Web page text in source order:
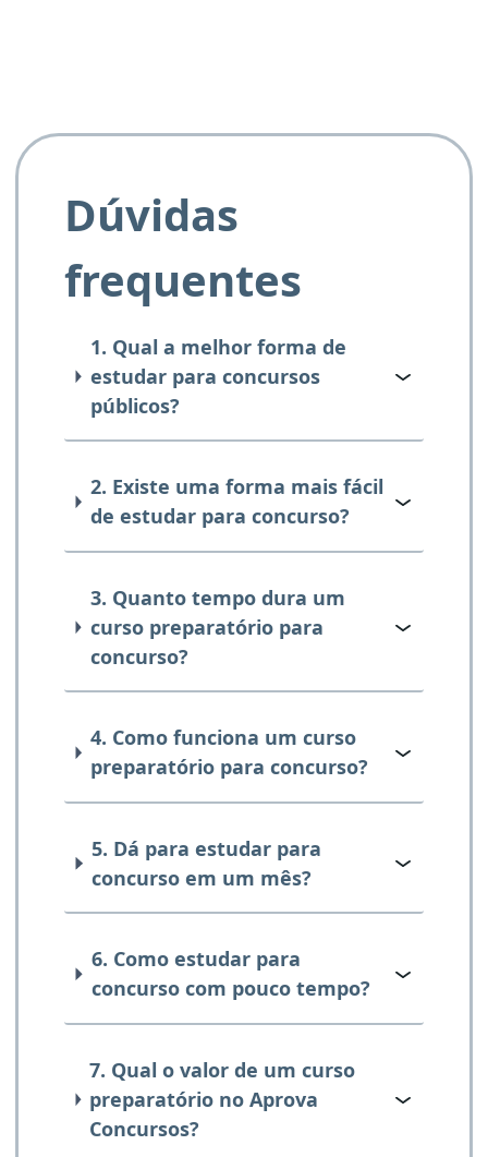
Dúvidas
frequentes
1. Qual a melhor forma de
estudar para concursos
públicos?
2. Existe uma forma mais fácil
de estudar para concurso?
3. Quanto tempo dura um
curso preparatório para
concurso?
4. Como funciona um curso
preparatório para concurso?
5. Dá para estudar para
concurso em um mês?
6. Como estudar para
concurso com pouco tempo?
7. Qual o valor de um curso
preparatório no Aprova
Concursos?